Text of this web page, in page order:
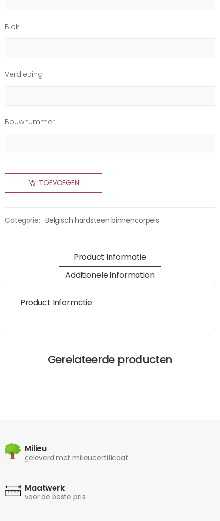
Blok
Verdieping
Bouwnummer
TOEVOEGEN
Categorie: Belgisch hardsteen binnendorpels
Product Informatie
Additionele Information
Product Informatie
Gerelateerde producten
Milieu
geleverd met milieucertificaat
Maatwerk
voor de beste prijs